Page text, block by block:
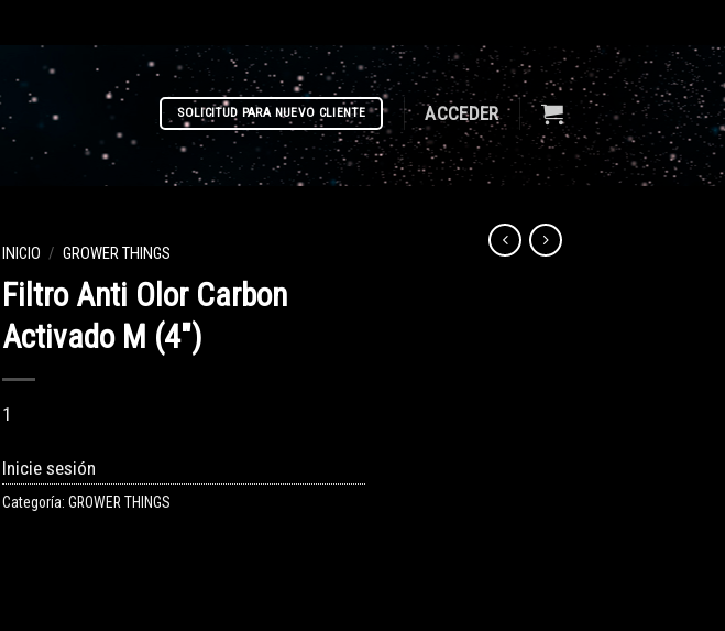
SOLICITUD PARA NUEVO CLIENTE ACCEDER
INICIO / GROWER THINGS
Filtro Anti Olor Carbon
Activado M (4″)
1
Inicie sesión
Categoría: GROWER THINGS